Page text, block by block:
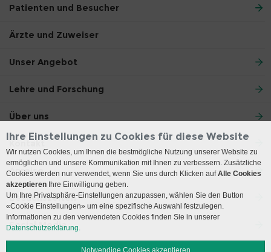
Patienten und Besucher
Ärzte und Zuweiser
Unser Angebot
Lehre und Forschung
Über uns
Kontakt
Anreise
Besuchszeiten
Social Media
Ihre Einstellungen zu Cookies für diese Website
Wir nutzen Cookies, um Ihnen die bestmögliche Nutzung unserer Website zu
ermöglichen und unsere Kommunikation mit Ihnen zu verbessern. Zusätzliche
Cookies werden nur verwendet, wenn Sie uns durch Klicken aufAlle Cookies
akzeptieren Ihre Einwilligung geben.
Um Ihre Privatsphäre-Einstellungen anzupassen, wählen Sie den Button
«Cookie Einstellungen» um eine spezifische Auswahl festzulegen.
Informationen zu den verwendeten Cookies finden Sie in unserer
Datenschutzerklärung.
Notwendige Cookies akzeptieren